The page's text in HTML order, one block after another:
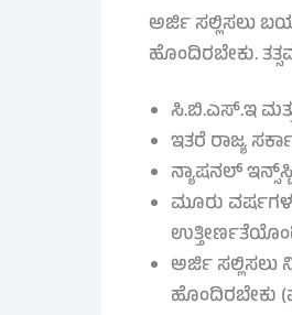
ಅರ್ಜಿ ಸಲ್ಲಿಸಲು
ಹೊಂದಿರಬೇಕು.
ಸಿ.ಬಿ.ಎಸ್.ಇ
ಇತರೆ ರಾಜ್ಯ
ನ್ಯಾಷನಲ್
ಮೂರು
ಅರ್ಜಿ ಸಲ್ಲಿಸಲು
ಹೊಂದಿರಬೇಕು